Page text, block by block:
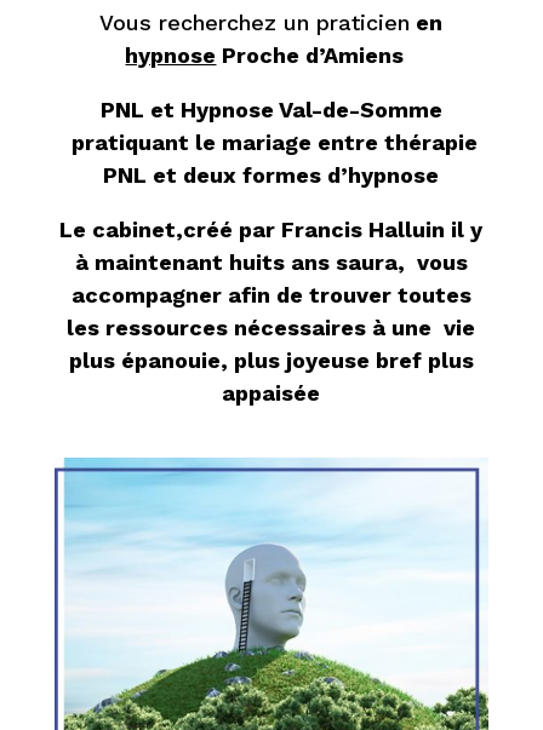
Vous recherchez un praticien en
hypnose Proche d’Amiens
PNL et Hypnose Val-de-Somme
pratiquant le mariage entre thérapie
PNL et deux formes d’hypnose
Le cabinet,créé par Francis Halluin il y
à maintenant huits ans saura, vous
accompagner afin de trouver toutes
les ressources nécessaires à une vie
plus épanouie, plus joyeuse bref plus
appaisée